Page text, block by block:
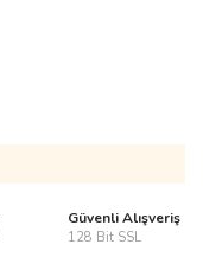
Güvenli Alışveriş
128 Bit SSL